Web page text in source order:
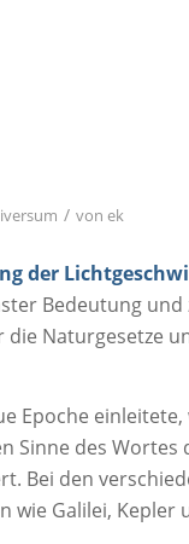
/ vonek
der
Bedeutung und
Naturgesetze
Epoche
Sinne des Wortes
Bei den
wie Galilei, Kepler